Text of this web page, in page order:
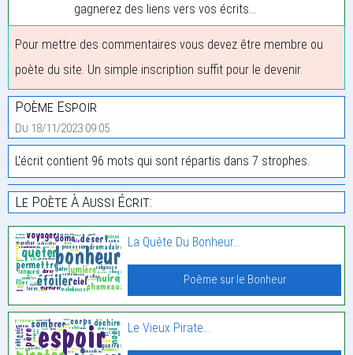
gagnerez des liens vers vos écrits...
Pour mettre des commentaires vous devez être membre ou
poète du site. Un simple inscription suffit pour le devenir.
Poème Espoir
Du 18/11/2023 09:05
L'écrit contient 96 mots qui sont répartis dans 7 strophes.
Le Poète À Aussi Écrit:
La Quête Du Bonheur…
Poème sur le Bonheur
Le Vieux Pirate…